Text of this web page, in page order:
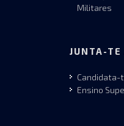
Militares
JUNTA-TE
Candidata-
Ensino